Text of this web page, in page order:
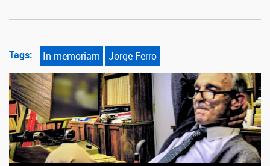
Tags: In memoriam Jorge Ferro